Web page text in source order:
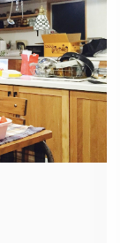
新の状態に
破損・改ざ
ィシステム
等の必要な
厳重な管理